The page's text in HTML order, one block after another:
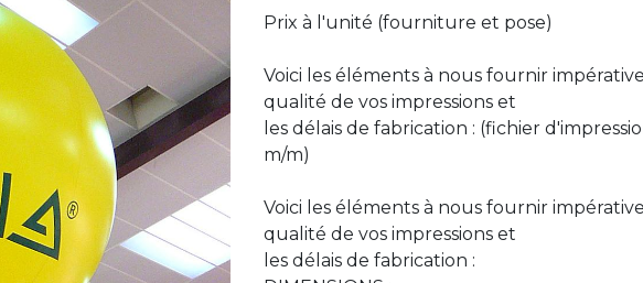
Prix à l'unité (fourniture et pose)
Voici les éléments à nous fournir
qualité de vos impressions et
les délais de fabrication : (fichier
m/m)
Voici les éléments à nous fournir
qualité de vos impressions et
les délais de fabrication :